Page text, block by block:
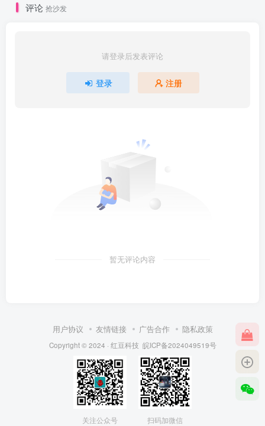
评论 抢沙发
请登录后发表评论
登录 注册
暂无评论内容
用户协议 友情链接 广告合作 隐私政策
Copyright © 2024 · 红豆科技 皖ICP备2024049519号
关注公众号 扫码加微信